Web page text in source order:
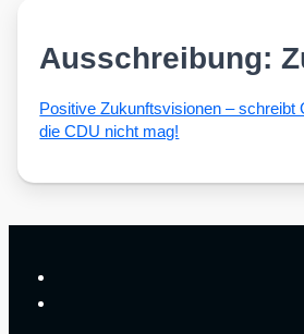
Ausschreibung:
Posi­ti­ve Zukunfts­vi­sio­nen – schreibt
die CDU nicht mag!